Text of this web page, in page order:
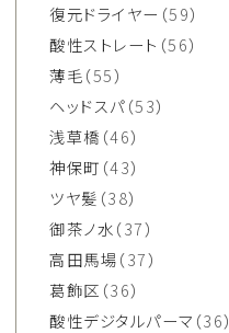
復元ドライヤー （59）
酸性ストレート （56）
薄毛（55）
ヘッドスパ（53）
浅草橋 （46）
神保町 （43）
ツヤ髪 （38）
御茶ノ水（37）
高田馬場（37）
葛飾区 （36）
酸性デジタルパーマ （36）